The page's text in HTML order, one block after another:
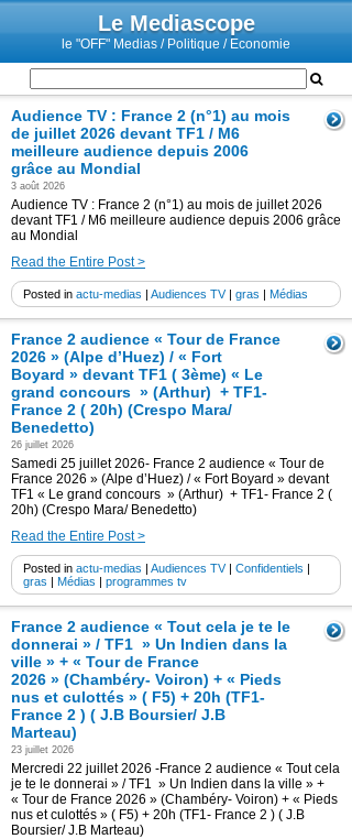
Le Mediascope
le "OFF" Medias / Politique / Economie
Audience TV : France 2 (n°1) au mois
de juillet 2026 devant TF1 / M6
meilleure audience depuis 2006
grâce au Mondial
3 août 2026
Audience TV : France 2 (n°1) au mois de juillet 2026
devant TF1 / M6 meilleure audience depuis 2006 grâce
au Mondial
Read the Entire Post >
Posted in actu-medias | Audiences TV| gras | Médias
France 2 audience « Tour de France
2026 » (Alpe d’Huez) / « Fort
Boyard » devant TF1 ( 3ème) « Le
grand concours » (Arthur) + TF1-
France 2 ( 20h) (Crespo Mara/
Benedetto)
26 juillet 2026
Samedi 25 juillet 2026- France 2 audience « Tour de
France 2026 » (Alpe d’Huez) / « Fort Boyard » devant
TF1 « Le grand concours » (Arthur) + TF1- France 2 (
20h) (Crespo Mara/ Benedetto)
Read the Entire Post >
Posted in actu-medias | Audiences TV| Confidentiels |
gras | Médias | programmes tv
France 2 audience « Tout cela je te le
donnerai » / TF1 » Un Indien dans la
ville » + « Tour de France
2026 » (Chambéry- Voiron) + « Pieds
nus et culottés » ( F5) + 20h (TF1-
France 2 ) ( J.B Boursier/ J.B
Marteau)
23 juillet 2026
Mercredi 22 juillet 2026 -France 2 audience « Tout cela
je te le donnerai » / TF1 » Un Indien dans la ville » +
« Tour de France 2026 » (Chambéry- Voiron) + « Pieds
nus et culottés » ( F5) + 20h (TF1- France 2 ) ( J.B
Boursier/ J.B Marteau)